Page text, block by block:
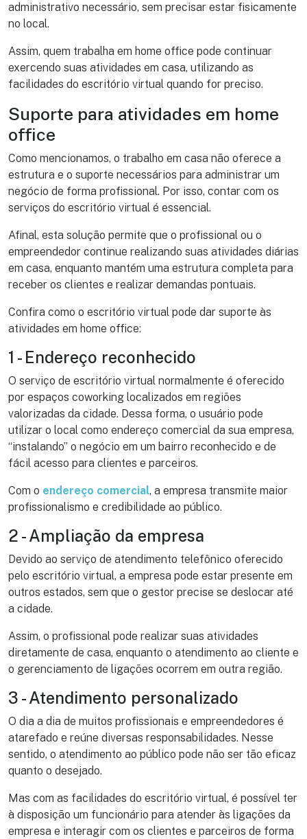
administrativo necessário, sem precisar estar fisicamente
no local.
Assim, quem trabalha em home office pode continuar
exercendo suas atividades em casa, utilizando as
facilidades do escritório virtual quando for preciso.
Suporte para atividades em home
office
Como mencionamos, o trabalho em casa não oferece a
estrutura e o suporte necessários para administrar um
negócio de forma profissional. Por isso, contar com os
serviços do escritório virtual é essencial.
Afinal, esta solução permite que o profissional ou o
empreendedor continue realizando suas atividades diárias
em casa, enquanto mantém uma estrutura completa para
receber os clientes e realizar demandas pontuais.
Confira como o escritório virtual pode dar suporte às
atividades em home office:
1 - Endereço reconhecido
O serviço de escritório virtual normalmente é oferecido
por espaços coworking localizados em regiões
valorizadas da cidade. Dessa forma, o usuário pode
utilizar o local como endereço comercial da sua empresa,
“instalando” o negócio em um bairro reconhecido e de
fácil acesso para clientes e parceiros.
Com o endereço comercial, a empresa transmite maior
profissionalismo e credibilidade ao público.
2 - Ampliação da empresa
Devido ao serviço de atendimento telefônico oferecido
pelo escritório virtual, a empresa pode estar presente em
outros estados, sem que o gestor precise se deslocar até
a cidade.
Assim, o profissional pode realizar suas atividades
diretamente de casa, enquanto o atendimento ao cliente e
o gerenciamento de ligações ocorrem em outra região.
3 - Atendimento personalizado
O dia a dia de muitos profissionais e empreendedores é
atarefado e reúne diversas responsabilidades. Nesse
sentido, o atendimento ao público pode não ser tão eficaz
quanto o desejado.
Mas com as facilidades do escritório virtual, é possível ter
à disposição um funcionário para atender às ligações da
empresa e interagir com os clientes e parceiros de forma